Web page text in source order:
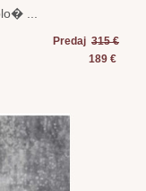
...
Predaj 315 €
189 €